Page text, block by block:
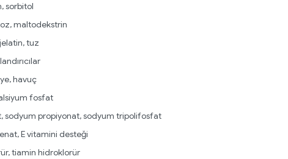
sorbitol
maltodekstrin
tuz
havuç
fosfat
sodyum propiyonat, sodyum tripolifosfat
E vitamini desteği
tiamin hidroklorür